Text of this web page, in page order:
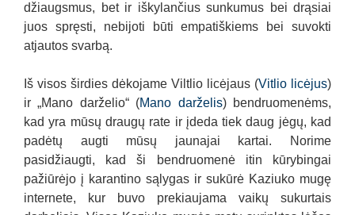
džiaugsmus, bet ir iškylančius sunkumus bei drąsiai
juos spręsti, nebijoti būti empatiškiems bei suvokti
atjautos svarbą.
Iš visos širdies dėkojame Viltlio licėjaus (Vitlio licėjus)
ir „Mano darželio“ (Mano darželis) bendruomenėms,
kad yra mūsų draugų rate ir įdeda tiek daug jėgų, kad
padėtų augti mūsų jaunajai kartai. Norime
pasidžiaugti, kad ši bendruomenė itin kūrybingai
pažiūrėjo į karantino sąlygas ir sukūrė Kaziuko mugę
internete, kur buvo prekiaujama vaikų sukurtais